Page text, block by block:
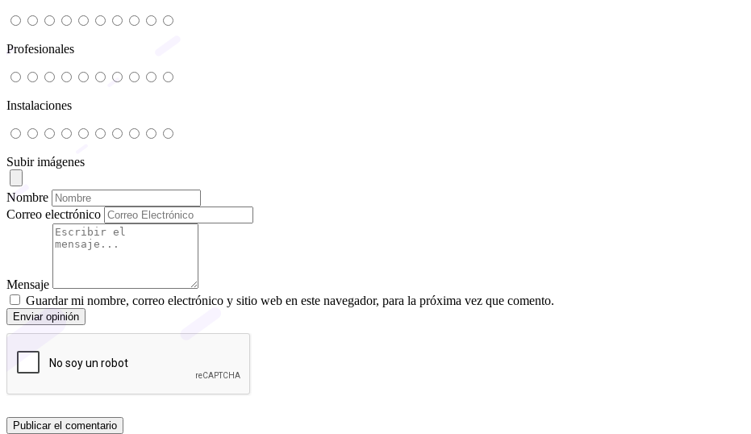
Profesionales
Instalaciones
Subir imágenes
Nombre
Correo electrónico
Mensaje
Guardar mi nombre, correo electrónico y sitio web en este navegador, para la próxima vez que comento.
Enviar opinión